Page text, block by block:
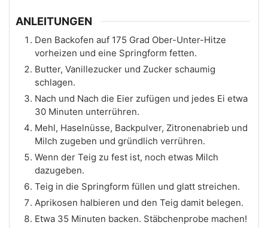
ANLEITUNGEN
Den Backofen auf 175 Grad Ober-Unter-Hitze
vorheizen und eine Springform fetten.
Butter, Vanillezucker und Zucker schaumig
schlagen.
Nach und Nach die Eier zufügen und jedes Ei etwa
30 Minuten unterrühren.
Mehl, Haselnüsse, Backpulver, Zitronenabrieb und
Milch zugeben und gründlich verrühren.
Wenn der Teig zu fest ist, noch etwas Milch
dazugeben.
Teig in die Springform füllen und glatt streichen.
Aprikosen halbieren und den Teig damit belegen.
Etwa 35 Minuten backen. Stäbchenprobe machen!